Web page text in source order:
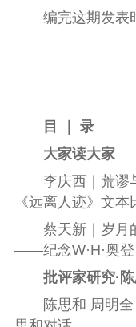
编完这期发表
目 ｜ 录
大家读大家
李庆西｜荒谬
《远离人迹》文本
蔡天新｜岁月的
——纪念W·H·奥登
批评家研究·陈
陈思和 周明全